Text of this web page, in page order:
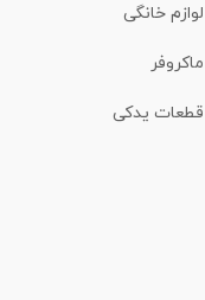
لوازم خانگی
ماكروفر
قطعات یدکی